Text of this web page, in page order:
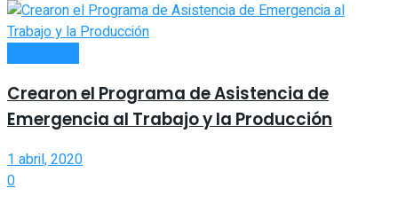
Crearon el Programa de Asistencia de
Emergencia al Trabajo y la Producción
1 abril, 2020
0